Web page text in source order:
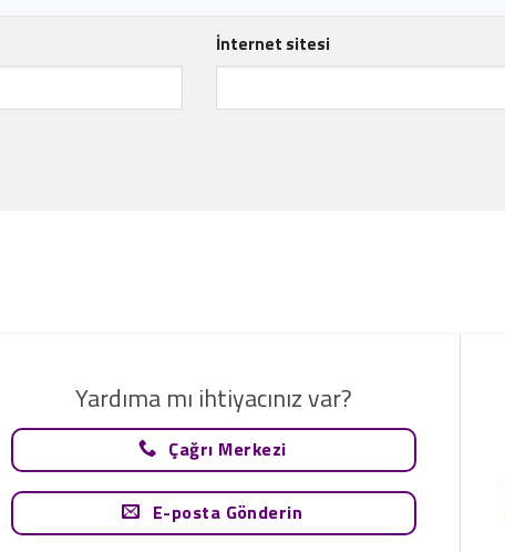
İnternet sitesi
Yardıma mı ihtiyacınız var?
Çağrı Merkezi
E-posta Gönderin